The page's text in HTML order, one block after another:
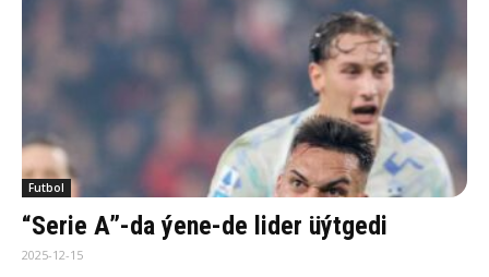
Futbol
“Serie A”-da ýene-de lider üýtgedi
2025-12-15